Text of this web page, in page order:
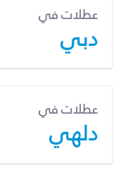
عطلات في
دبي
عطلات في
دلهي